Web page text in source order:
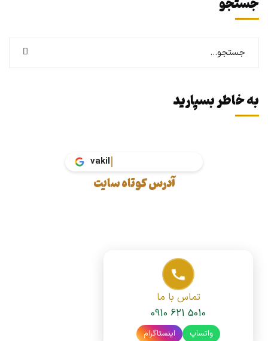
جستجو
به خاطر بسپارید
vakil.tax
آدرس کوتاه سایت
تماس با ما
0910 621 5010
واتساپ اینستاگرام